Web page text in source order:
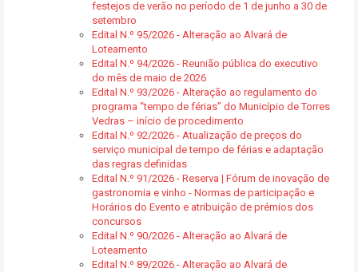
festejos de verão no período de 1 de junho a 30 de
setembro
Edital N.º 95/2026 - Alteração ao Alvará de
Loteamento
Edital N.º 94/2026 - Reunião pública do executivo
do mês de maio de 2026
Edital N.º 93/2026 - Alteração ao regulamento do
programa “tempo de férias” do Município de Torres
Vedras – início de procedimento
Edital N.º 92/2026 - Atualização de preços do
serviço municipal de tempo de férias e adaptação
das regras definidas
Edital N.º 91/2026 - Reserva | Fórum de inovação de
gastronomia e vinho - Normas de participação e
Horários do Evento e atribuição de prémios dos
concursos
Edital N.º 90/2026 - Alteração ao Alvará de
Loteamento
Edital N.º 89/2026 - Alteração ao Alvará de